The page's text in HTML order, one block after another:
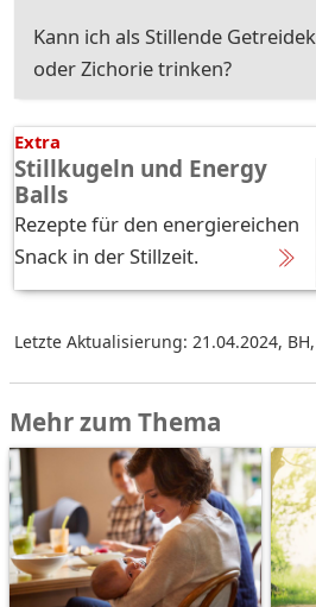
Kann ich als Stillende
oder Zichorie trinken?
Extra
Stillkugeln und Energy
Balls
Rezepte für den energiereichen
Snack in der Stillzeit.
Letzte Aktualisierung: 21.04.2024,
Mehr zum Thema